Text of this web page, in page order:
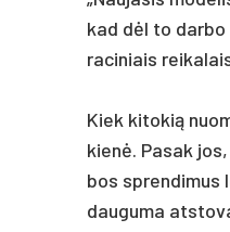
kad dėl to
ra­ci­niais
Kiek ki­to­kią
kienė. Pa­sak
bos spren­di­mus
dau­gu­ma